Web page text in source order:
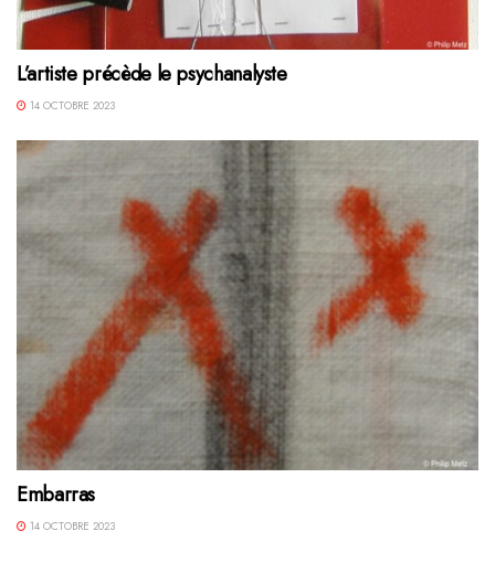
L’artiste précède le psychanalyste
14 OCTOBRE 2023
Embarras
14 OCTOBRE 2023